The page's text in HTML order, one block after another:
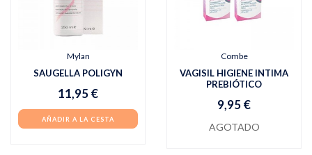
Mylan
SAUGELLA POLIGYN
11,95 €
AÑADIR A LA CESTA
Combe
VAGISIL HIGIENE INTIMA
PREBIÓTICO
9,95 €
AGOTADO